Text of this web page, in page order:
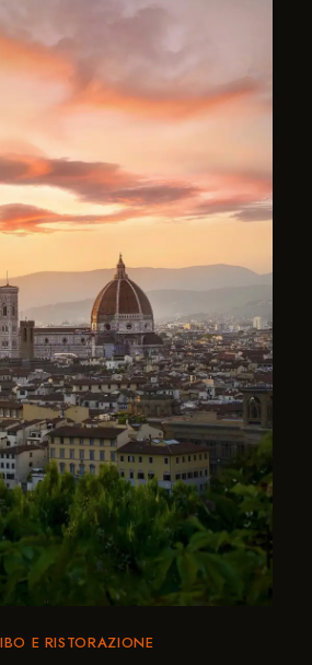
E RISTORAZIONE